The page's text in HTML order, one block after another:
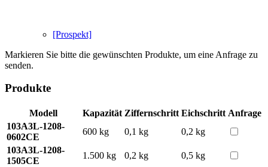
[Prospekt]
Markieren Sie bitte die gewünschten Produkte, um eine Anfrage zu
senden.
Produkte
Modell Kapazität Ziffernschritt Eichschritt Anfrage
103A3L-1208-
0602CE
600 kg 0,1 kg
0,2 kg
103A3L-1208-
1505CE
1.500 kg 0,2 kg
0,5 kg